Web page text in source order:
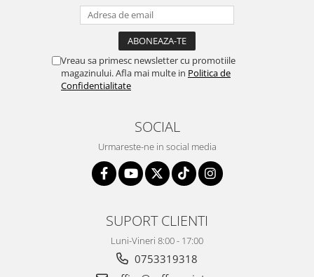
Vreau sa primesc newsletter cu promotiile
magazinului. Afla mai multe in Politica de
Confidentialitate
SOCIAL
Urmareste-ne in social media
SUPORT CLIENTI
Luni-Vineri 8:00 - 17:00
0753319318